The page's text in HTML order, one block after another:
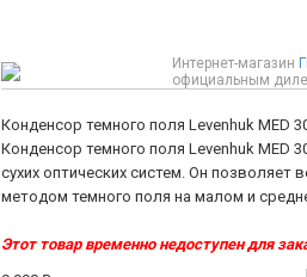
Интернет-магазин
официальным
Конденсор темного поля Levenhuk MED
Конденсор темного поля Levenhuk MED
сухих оптических систем. Он позволяет
методом темного поля на малом и
Этот товар временно недоступен для